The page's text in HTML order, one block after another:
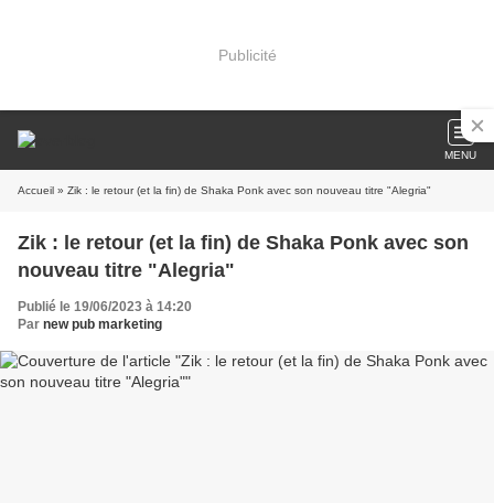
Publicité
MENU
Accueil » Zik : le retour (et la fin) de Shaka Ponk avec son nouveau titre "Alegria"
Zik : le retour (et la fin) de Shaka Ponk avec son
nouveau titre "Alegria"
Publié le 19/06/2023 à 14:20
Par new pub marketing